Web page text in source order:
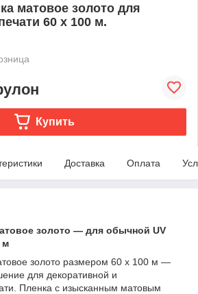
матовое золото для
60 х 100 м.
Купить
Доставка Оплата
золото — для обычной UV
м
золото размером 60 х 100 м —
для декоративной и
Пленка с изысканным матовым